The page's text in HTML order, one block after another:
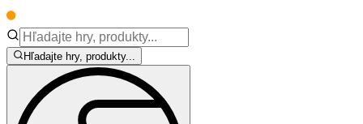
Hľadajte hry, produkty...